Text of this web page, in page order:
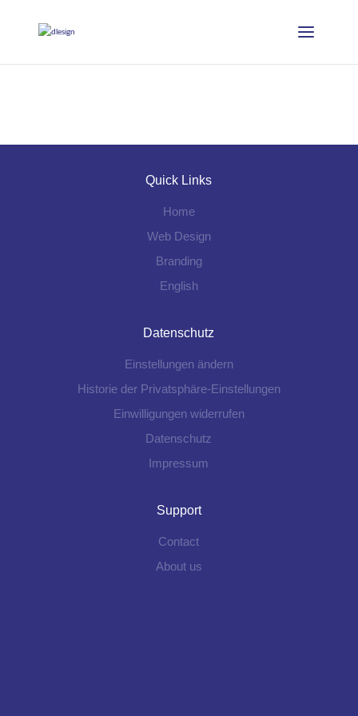
Quick Links
Home
Web Design
Branding
English
Datenschutz
Einstellungen ändern
Historie der Privatsphäre-Einstellungen
Einwilligungen widerrufen
Datenschutz
Impressum
Support
Contact
About us